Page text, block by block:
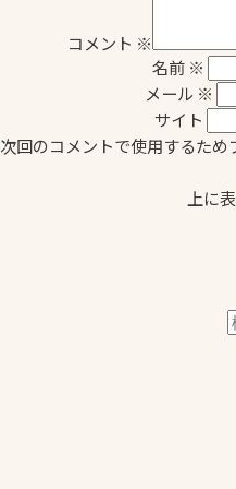
コメント ※
名前 ※
メール ※
サイト
次回のコメントで使用するため
上に